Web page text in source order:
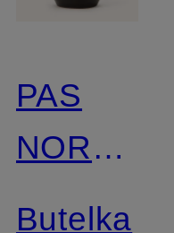
PAS
NORMAL
STUDIOS
Butelka